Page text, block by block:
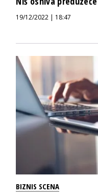
19/12/2022 | 18:47
BIZNIS SCENA